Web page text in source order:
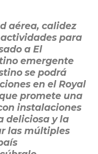
aérea, calidez
para
a El
emergente
se podrá
en el Royal
promete una
instalaciones
deliciosa y la
las múltiples